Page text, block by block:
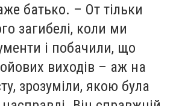
батько. – От тільки
загибелі, коли ми
і побачили, що
виходів – аж на
зрозуміли, якою була